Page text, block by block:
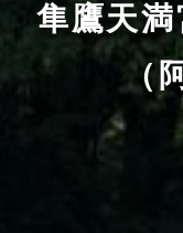
隼鷹天
（